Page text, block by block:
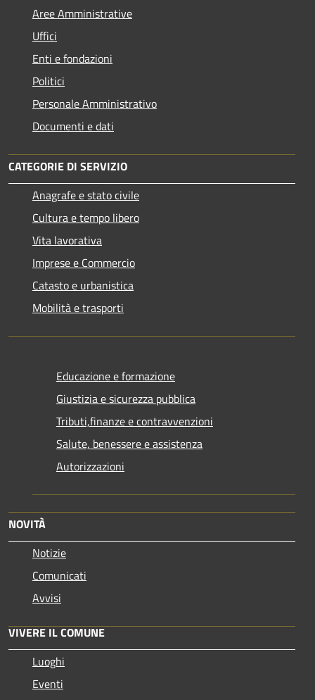
Aree Amministrative
Uffici
Enti e fondazioni
Politici
Personale Amministrativo
Documenti e dati
CATEGORIE DI SERVIZIO
Anagrafe e stato civile
Cultura e tempo libero
Vita lavorativa
Imprese e Commercio
Catasto e urbanistica
Mobilità e trasporti
Educazione e formazione
Giustizia e sicurezza pubblica
Tributi,finanze e contravvenzioni
Salute, benessere e assistenza
Autorizzazioni
NOVITÀ
Notizie
Comunicati
Avvisi
VIVERE IL COMUNE
Luoghi
Eventi